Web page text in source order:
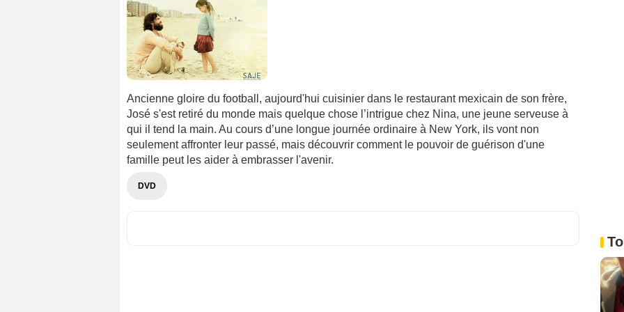
Ancienne gloire du football, aujourd'hui cuisinier dans le restaurant mexicain de son frère,
José s'est retiré du monde mais quelque chose l’intrigue chez Nina, une jeune serveuse à
qui il tend la main. Au cours d’une longue journée ordinaire à New York, ils vont non
seulement affronter leur passé, mais découvrir comment le pouvoir de guérison d'une
famille peut les aider à embrasser l'avenir.
DVD